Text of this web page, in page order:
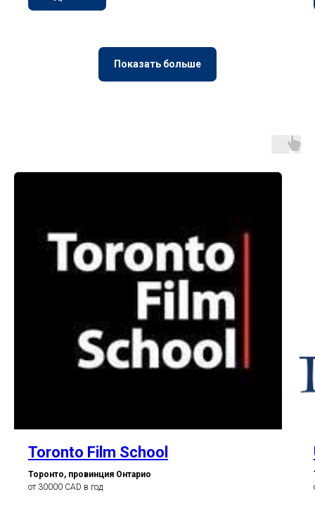
Показать больше
Toronto Film School
Торонто, провинция Онтарио
от 30000 CAD в год